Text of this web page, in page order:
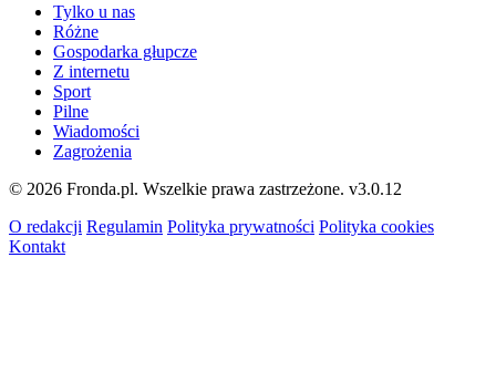
Tylko u nas
Różne
Gospodarka głupcze
Z internetu
Sport
Pilne
Wiadomości
Zagrożenia
© 2026 Fronda.pl. Wszelkie prawa zastrzeżone. v3.0.12
O redakcji Regulamin Polityka prywatności Polityka cookies
Kontakt